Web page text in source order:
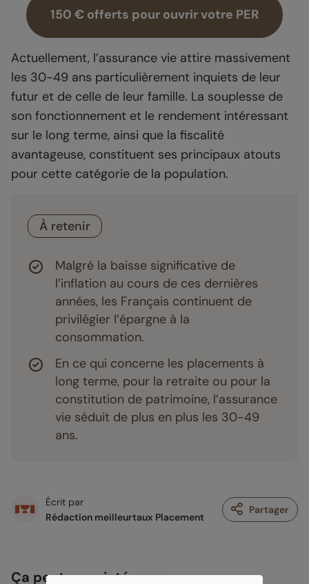
150 € offerts pour ouvrir votre PER
Actuellement, l’assurance vie attire massivement
les 30-49 ans particulièrement inquiets de leur
futur et de celle de leur famille. La souplesse de
son fonctionnement et le rendement intéressant
sur le long terme, ainsi que la fiscalité
avantageuse, constituent ses principaux atouts
pour cette catégorie de la population.
À retenir
Malgré la baisse significative de
l’inflation au cours de ces dernières
années, les Français continuent de
privilégier l’épargne à la
consommation.
En ce qui concerne les placements à
long terme, pour la retraite ou pour la
constitution de patrimoine, l’assurance
vie séduit de plus en plus les 30-49
ans.
Écrit par
Rédaction meilleurtaux Placement
Partager
Ça peut vous intéresser